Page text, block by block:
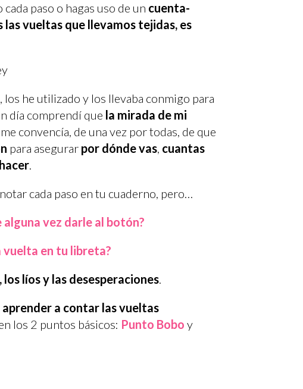
paso o hagas uso de un cuenta-
vueltas que llevamos tejidas, es
, los he utilizado y los llevaba conmigo para
día comprendí que la mirada de mi
convencía, de una vez por todas, de que
para asegurar por dónde vas, cuantas
.
cada paso en tu cuaderno, pero…
vez darle al botón?
vuelta en tu libreta?
líos y las desesperaciones.
aprender a contar las vueltas
los 2 puntos básicos: Punto Bobo y